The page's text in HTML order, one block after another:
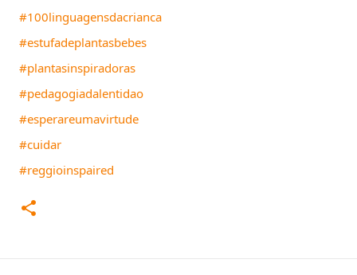
#100linguagensdacrianca
#estufadeplantasbebes
#plantasinspiradoras
#pedagogiadalentidao
#esperareumavirtude
#cuidar
#reggioinspaired